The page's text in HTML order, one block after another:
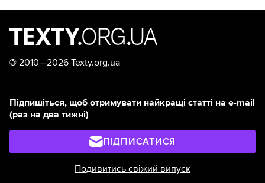
© 2010—2026 Texty.org.ua
Підпишіться, щоб отримувати найкращі статті на e-mail
(раз на два тижні)
ПІДПИСАТИСЯ
Подивитись свіжий випуск